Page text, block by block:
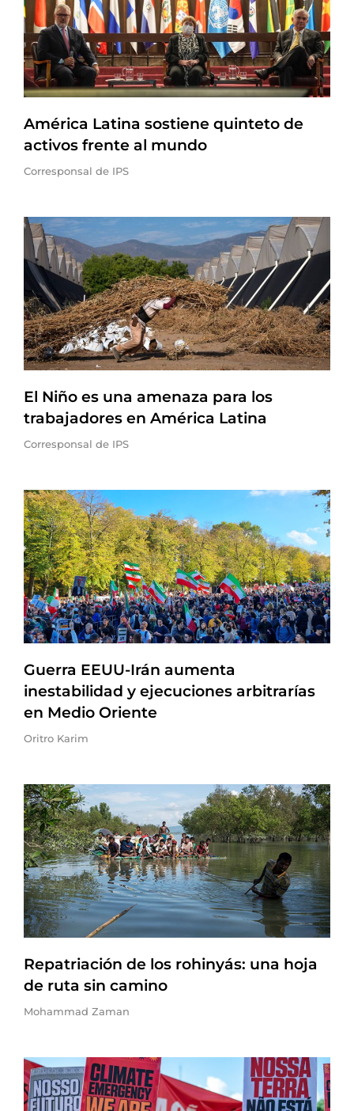
América Latina sostiene quinteto de
activos frente al mundo
Corresponsal de IPS
El Niño es una amenaza para los
trabajadores en América Latina
Corresponsal de IPS
Guerra EEUU-Irán aumenta
inestabilidad y ejecuciones arbitrarías
en Medio Oriente
Oritro Karim
Repatriación de los rohinyás: una hoja
de ruta sin camino
Mohammad Zaman